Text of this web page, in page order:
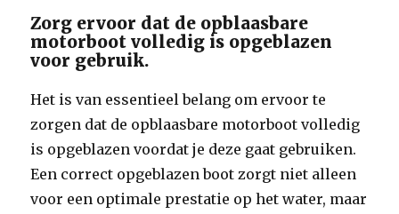
Zorg ervoor dat de opblaasbare
motorboot volledig is opgeblazen
voor gebruik.
Het is van essentieel belang om ervoor te
zorgen dat de opblaasbare motorboot volledig
is opgeblazen voordat je deze gaat gebruiken.
Een correct opgeblazen boot zorgt niet alleen
voor een optimale prestatie op het water, maar